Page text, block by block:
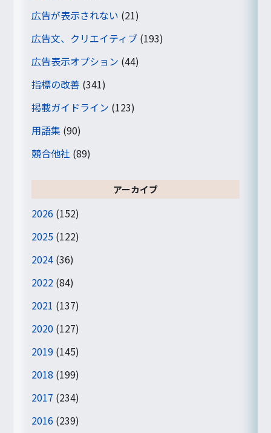
広告が表示されない (21)
広告文、クリエイティブ (193)
広告表示オプション (44)
指標の改善 (341)
掲載ガイドライン (123)
用語集 (90)
競合他社 (89)
アーカイブ
2026 (152)
2025 (122)
2024 (36)
2022 (84)
2021 (137)
2020 (127)
2019 (145)
2018 (199)
2017 (234)
2016 (239)